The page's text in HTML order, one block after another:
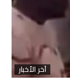
آخر الأخبار